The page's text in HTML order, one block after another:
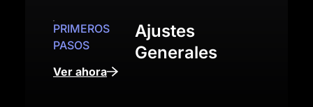
PRIMEROS
PASOS
Ajustes
Generales
Ver ahora